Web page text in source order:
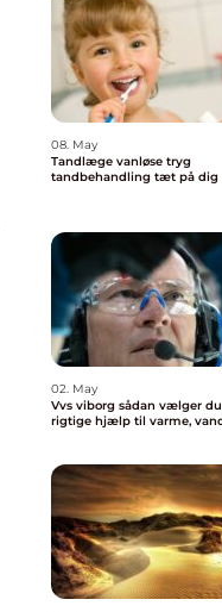
08. May
Tandlæge vanløse tryg
tandbehandling tæt på dig
02. May
Vvs viborg sådan vælger du den
rigtige hjælp til varme,